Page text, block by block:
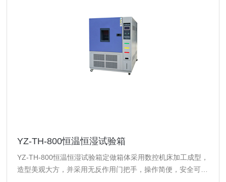
YZ-TH-800恒温恒湿试验箱
YZ-TH-800恒温恒湿试验箱定做箱体采用数控机床加工成型，
造型美观大方，并采用无反作用门把手，操作简便，安全可